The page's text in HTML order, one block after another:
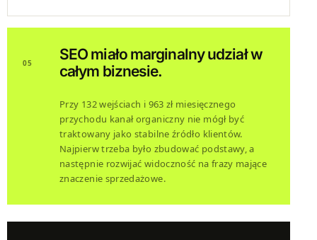
05
SEO miało marginalny udział w
całym biznesie.
Przy 132 wejściach i 963 zł miesięcznego
przychodu kanał organiczny nie mógł być
traktowany jako stabilne źródło klientów.
Najpierw trzeba było zbudować podstawy, a
następnie rozwijać widoczność na frazy mające
znaczenie sprzedażowe.